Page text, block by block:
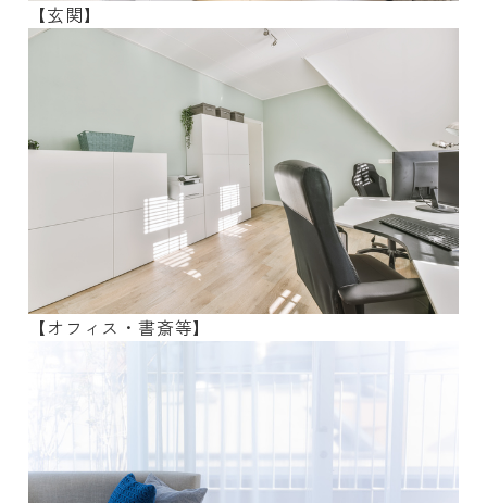
【玄関】
【オフィス・書斎等】